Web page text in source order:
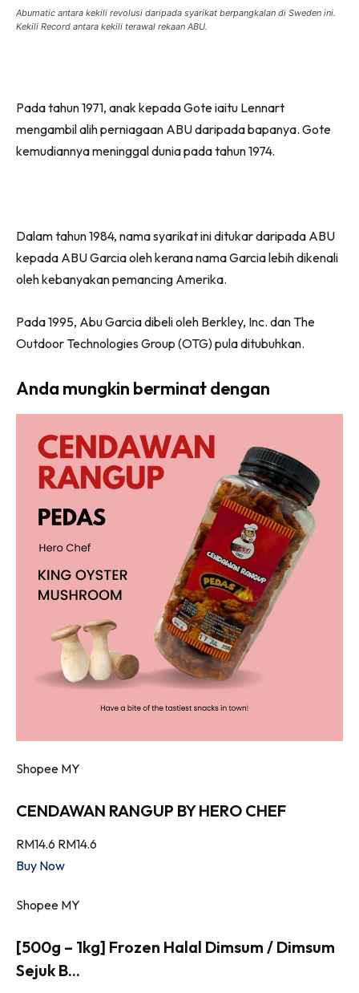
Abumatic antara kekili revolusi daripada syarikat berpangkalan di Sweden ini.
Kekili Record antara kekili terawal rekaan ABU.
Pada tahun 1971, anak kepada Gote iaitu Lennart
mengambil alih perniagaan ABU daripada bapanya. Gote
kemudiannya meninggal dunia pada tahun 1974.
Dalam tahun 1984, nama syarikat ini ditukar daripada ABU
kepada ABU Garcia oleh kerana nama Garcia lebih dikenali
oleh kebanyakan pemancing Amerika.
Pada 1995, Abu Garcia dibeli oleh Berkley, Inc. dan The
Outdoor Technologies Group (OTG) pula ditubuhkan.
Anda mungkin berminat dengan
Shopee MY
CENDAWAN RANGUP BY HERO CHEF
RM14.6 RM14.6
Buy Now
Shopee MY
[500g – 1kg] Frozen Halal Dimsum / Dimsum
Sejuk B...